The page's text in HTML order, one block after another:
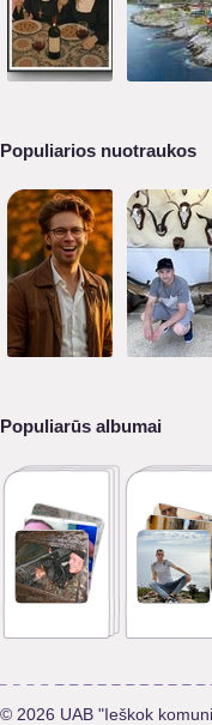
Populiarios nuotraukos
Populiarūs albumai
© 2026 UAB "Ieškok